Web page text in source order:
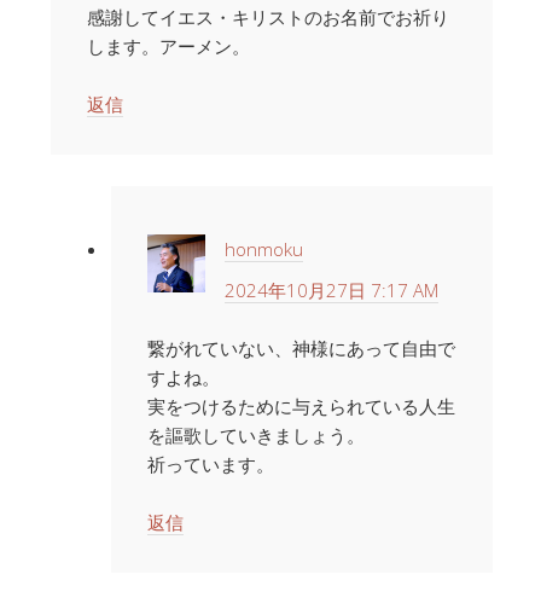
感謝してイエス・キリストのお名前でお祈り
します。アーメン。
返信
honmoku
2024年10月27日 7:17 AM
繋がれていない、神様にあって自由で
すよね。
実をつけるために与えられている人生
を謳歌していきましょう。
祈っています。
返信